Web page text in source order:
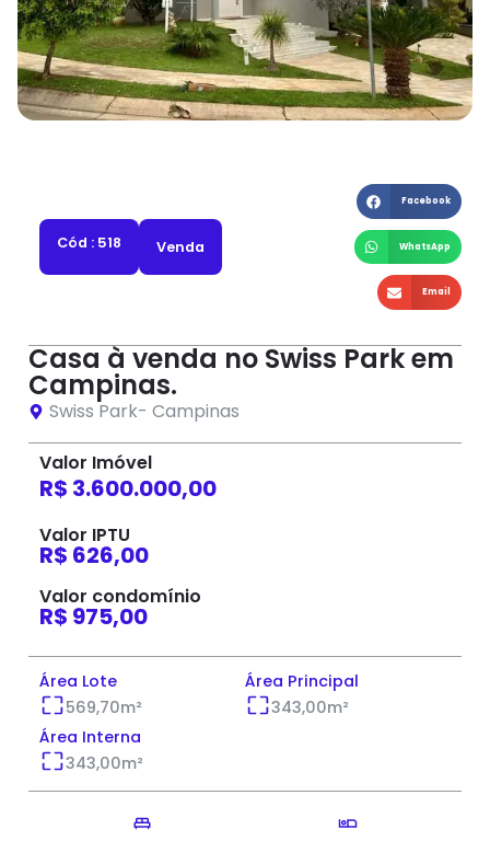
Cód : 518 Venda
Facebook
WhatsApp
Email
Casa à venda no Swiss Park em
Campinas.
Swiss Park- Campinas
Valor Imóvel
R$ 3.600.000,00
Valor IPTU
R$ 626,00
Valor condomínio
R$ 975,00
Área Lote
569,70m²
Área Principal
343,00m²
Área Interna
343,00m²